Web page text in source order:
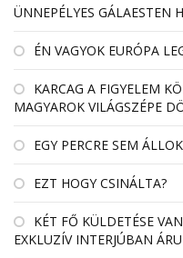
ÜNNEPÉLYES GÁLAESTEN
ÉN VAGYOK EURÓPA
KARCAG A FIGYELEM
MAGYAROK VILÁGSZÉPE
EGY PERCRE SEM
EZT HOGY CSINÁLTA?
KÉT FŐ KÜLDETÉSE
EXKLUZÍV INTERJÚBAN